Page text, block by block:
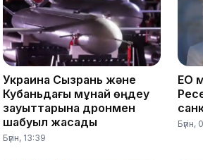
Украина Сызрань және
Кубаньдағы мұнай өңдеу
зауыттарына дронмен
шабуыл жасады
Бүгін, 13:39
ЕО